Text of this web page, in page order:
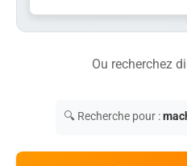
Ou recherchez
🔍 Recherche pour :